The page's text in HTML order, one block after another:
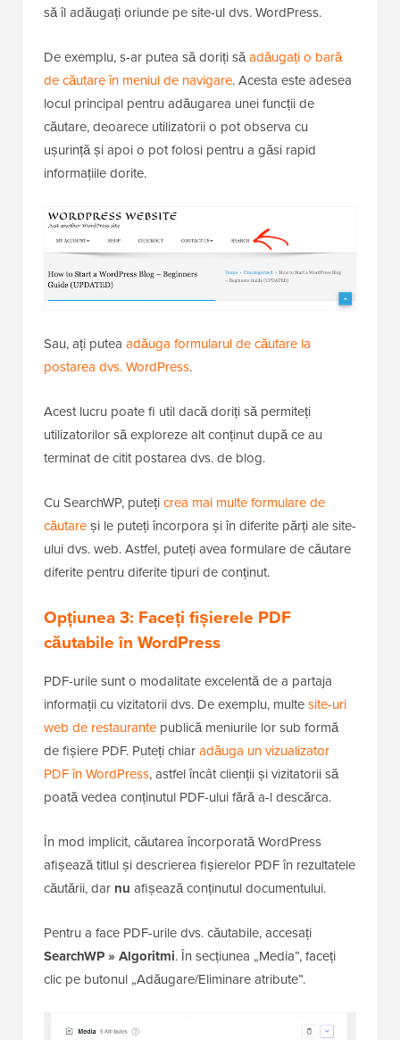
să îl adăugați oriunde pe site-ul dvs. WordPress.
De exemplu, s-ar putea să doriți săadăugați o bară
de căutare în meniul de navigare. Acesta este adesea
locul principal pentru adăugarea unei funcții de
căutare, deoarece utilizatorii o pot observa cu
ușurință și apoi o pot folosi pentru a găsi rapid
informațiile dorite.
Sau, ați putea adăuga formularul de căutare la
postarea dvs. WordPress.
Acest lucru poate fi util dacă doriți să permiteți
utilizatorilor să exploreze alt conținut după ce au
terminat de citit postarea dvs. de blog.
Cu SearchWP, putețicrea mai multe formulare de
căutareși le puteți încorpora și în diferite părți ale site-
ului dvs. web. Astfel, puteți avea formulare de căutare
diferite pentru diferite tipuri de conținut.
Opțiunea 3: Faceți fișierele PDF
căutabile în WordPress
PDF-urile sunt o modalitate excelentă de a partaja
informații cu vizitatorii dvs. De exemplu, multesite-uri
web de restaurante publică meniurile lor sub formă
de fișiere PDF. Puteți chiaradăuga un vizualizator
PDF în WordPress, astfel încât clienții și vizitatorii să
poată vedea conținutul PDF-ului fără a-l descărca.
În mod implicit, căutarea încorporată WordPress
afișează titlul și descrierea fișierelor PDF în rezultatele
căutării, dar nu afișează conținutul documentului.
Pentru a face PDF-urile dvs. căutabile, accesați
SearchWP » Algoritmi. În secțiunea „Media”, faceți
clic pe butonul „Adăugare/Eliminare atribute”.